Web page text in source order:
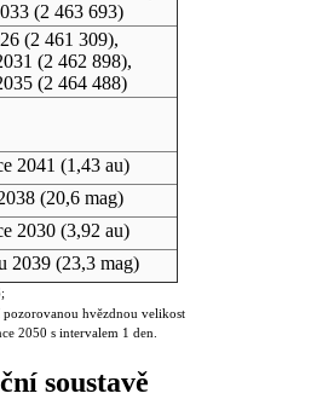
(2 463 693)
(2 461 309),
(2 462 898),
(2 464 488)
2041 (1,43 au)
(20,6 mag)
2030(3,92 au)
2039(23,3 mag)
hvězdnou velikost
2050 s intervalem 1 den.
soustavě